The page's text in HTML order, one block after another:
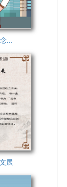
...
展